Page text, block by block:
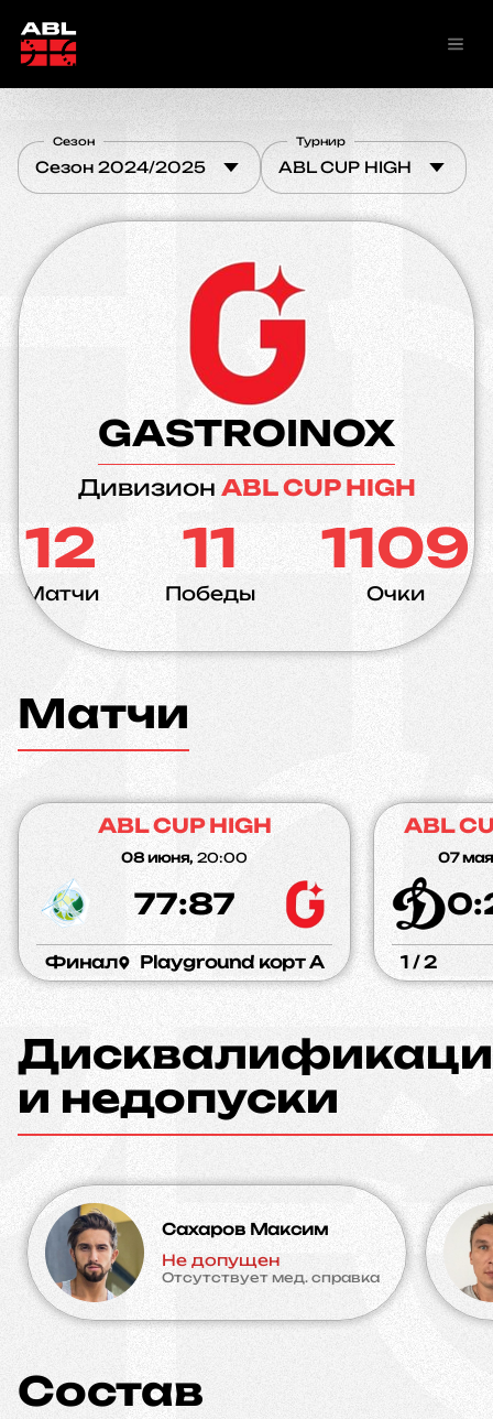
Сезон 2024/2025
Сезон
ABL CUP HIGH
Турнир
GASTROINOX
Дивизион ABL CUP HIGH
12
Матчи
11
Победы
1109
Очки
Матчи
ABL CUP HIGH
08 июня, 20:00
77:87
Финал Playground корт A
ABL
07
1 / 2
и недопуски
Сахаров Максим
Не допущен
Отсутствует мед. справка
Состав